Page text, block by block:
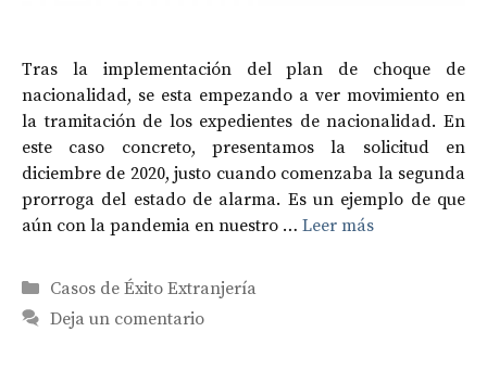
Tras la implementación del plan de choque de
nacionalidad, se esta empezando a ver movimiento en
la tramitación de los expedientes de nacionalidad. En
este caso concreto, presentamos la solicitud en
diciembre de 2020, justo cuando comenzaba la segunda
prorroga del estado de alarma. Es un ejemplo de que
aún con la pandemia en nuestro … Leer más
Categorías
Casos de Éxito Extranjería
Deja un comentario